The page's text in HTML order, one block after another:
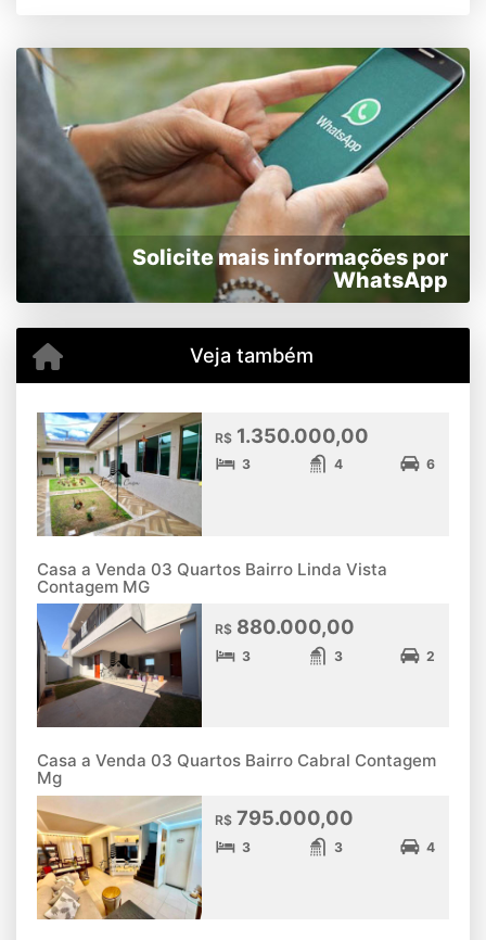
Solicite mais informações por
WhatsApp
Veja também
R$ 1.350.000,00
3 4 6
Casa a Venda 03 Quartos Bairro Linda Vista
Contagem MG
R$ 880.000,00
3 3 2
Casa a Venda 03 Quartos Bairro Cabral Contagem
Mg
R$ 795.000,00
3 3 4